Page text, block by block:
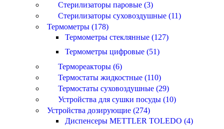
Стерилизаторы паровые (3)
Стерилизаторы суховоздушные (11)
Термометры (178)
Термометры стеклянные (127)
Термометры цифровые (51)
Термореакторы (6)
Термостаты жидкостные (110)
Термостаты суховоздушные (29)
Устройства для сушки посуды (10)
Устройства дозирующие (274)
Диспенсеры METTLER TOLEDO (4)